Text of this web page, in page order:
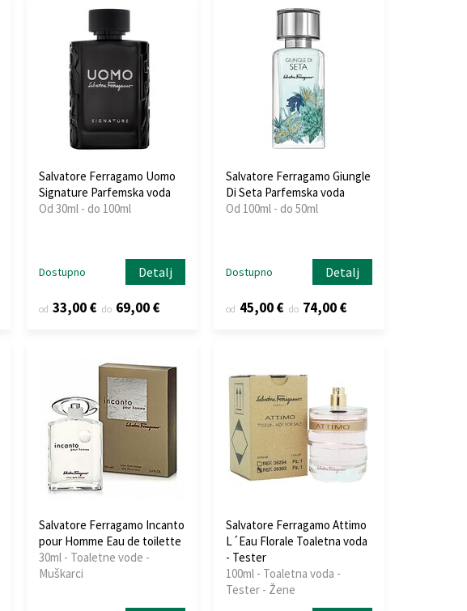
Salvatore Ferragamo Uomo
Signature Parfemska voda
Od 30ml - do 100ml
Dostupno Detalj
od 33,00 € do 69,00 €
Salvatore Ferragamo Giungle
Di Seta Parfemska voda
Od 100ml - do 50ml
Dostupno Detalj
od 45,00 € do 74,00 €
Salvatore Ferragamo Incanto
pour Homme Eau de toilette
30ml - Toaletne vode -
Muškarci
Salvatore Ferragamo Attimo
L´Eau Florale Toaletna voda
- Tester
100ml - Toaletna voda -
Tester - Žene